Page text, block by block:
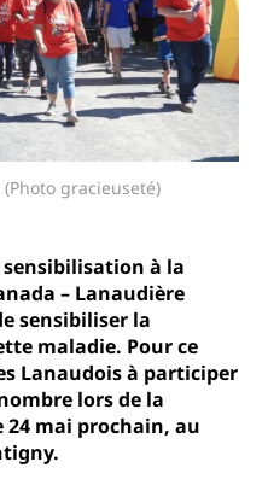
(Photo gracieuseté)
sensibilisation à la
– Lanaudière
sensibiliser la
maladie. Pour ce
Lanaudois à participer
lors de la
24 mai prochain, au